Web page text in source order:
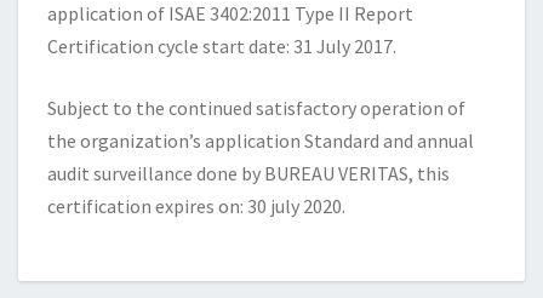
application of ISAE 3402:2011 Type II Report
Certification cycle start date: 31 July 2017.
Subject to the continued satisfactory operation of
the organization’s application Standard and annual
audit surveillance done by BUREAU VERITAS, this
certification expires on: 30 july 2020.